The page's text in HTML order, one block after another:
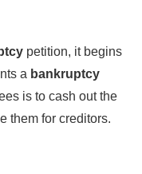
petition, it begins
a bankruptcy
is to cash out the
them for creditors.